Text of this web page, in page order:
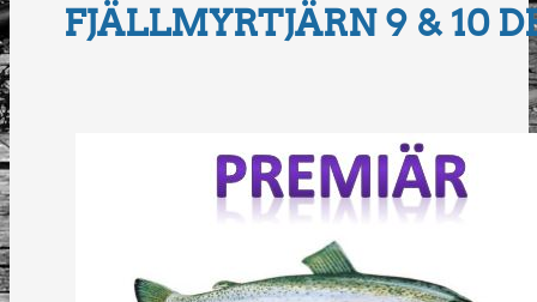
FJÄLLMYRTJÄRN 9 & 10